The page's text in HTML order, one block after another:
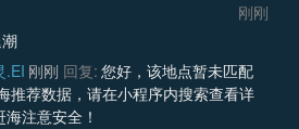
刚刚
.EI 刚刚 回复: 您好，该地点暂未匹配
推荐数据，请在小程序内搜索查看详
注意安全！